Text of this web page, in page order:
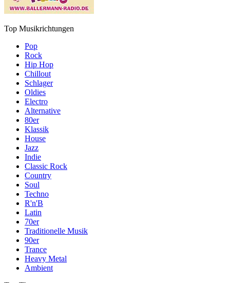
Top Musikrichtungen
Pop
Rock
Hip Hop
Chillout
Schlager
Oldies
Electro
Alternative
80er
Klassik
House
Jazz
Indie
Classic Rock
Country
Soul
Techno
R'n'B
Latin
70er
Traditionelle Musik
90er
Trance
Heavy Metal
Ambient